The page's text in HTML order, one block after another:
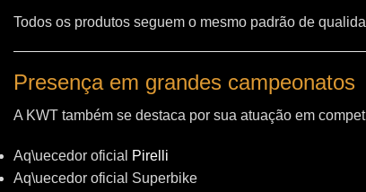
Todos os produtos seguem o mesmo padrão de
Presença em grandes campeonatos
A KWT também se destaca por sua atuação em
Aq\uecedor oficial
Pirelli
Aq\uecedor oficial Superbike